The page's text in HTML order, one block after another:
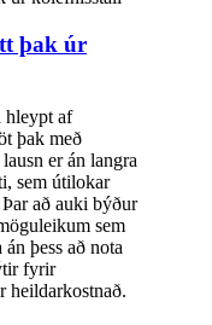
þak úr
hleypt af
þak með
er án langra
sem útilokar
að auki býður
sem
þess að nota
fyrir
heildarkostnað.